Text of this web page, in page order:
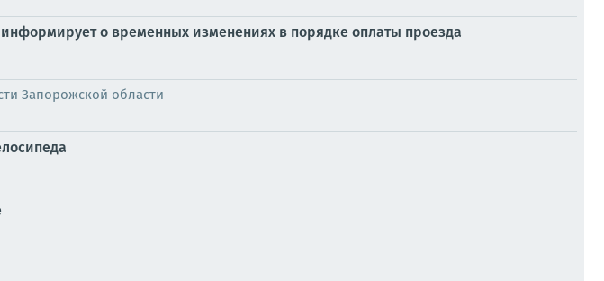
о временных изменениях в порядке оплаты проезда
Запорожской области